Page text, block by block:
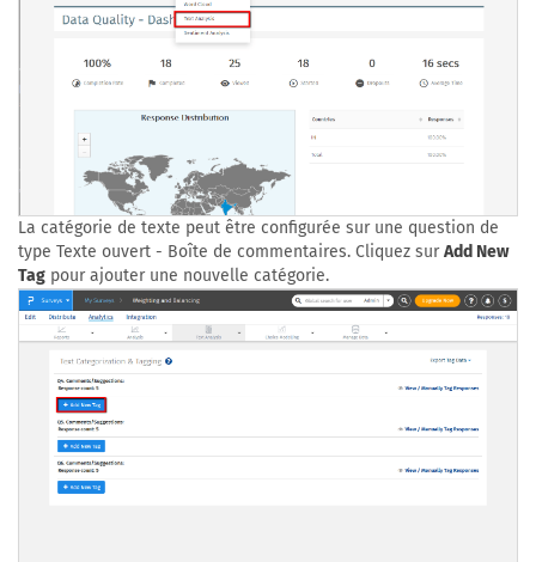
La catégorie de texte peut être configurée sur une question de
type Texte ouvert - Boîte de commentaires. Cliquez surAdd New
Tag pour ajouter une nouvelle catégorie.